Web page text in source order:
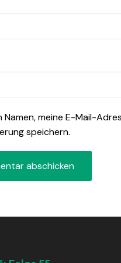
Namen, meine E-Mail-
speichern.